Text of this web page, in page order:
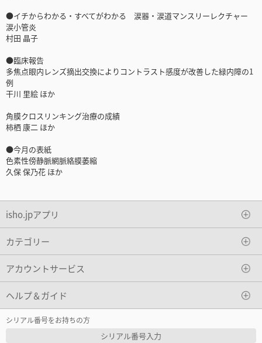
●イチからわかる・すべてがわかる 涙器・涙道マンスリーレクチャー
涙小管炎
村田 晶子
●臨床報告
多焦点眼内レンズ摘出交換によりコントラスト感度が改善した緑内障の1
例
干川 里絵 ほか
角膜クロスリンキング治療の成績
柿栖 康二 ほか
●今月の表紙
色素性傍静脈網脈絡膜萎縮
久保 保乃花 ほか
isho.jpアプリ
カテゴリー
アカウントサービス
ヘルプ＆ガイド
シリアル番号をお持ちの方
シリアル番号入力